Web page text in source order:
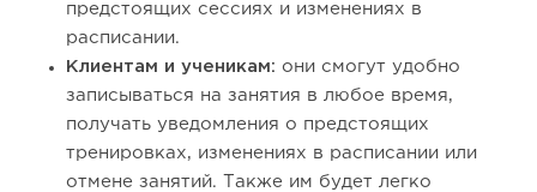
предстоящих сессиях и изменениях в
расписании.
Клиентам и ученикам: они смогут удобно
записываться на занятия в любое время,
получать уведомления о предстоящих
тренировках, изменениях в расписании или
отмене занятий. Также им будет легко